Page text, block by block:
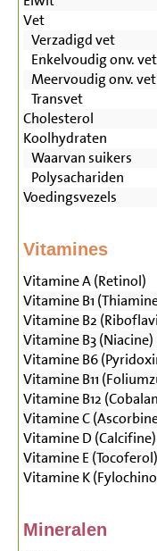
Vet
Verzadigd vet
Enkelvoudig onv. vet
Meervoudig onv. vet
Transvet
Cholesterol
Koolhydraten
Waarvan suikers
Polysachariden
Voedingsvezels
Vitamines
Vitamine A (Retinol)
Vitamine B1
Vitamine B2
Vitamine B3 (Niacine)
Vitamine B6
Vitamine B11
Vitamine B12
Vitamine C
Vitamine D (Calcifine)
Vitamine E (Tocoferol)
Vitamine K
Mineralen